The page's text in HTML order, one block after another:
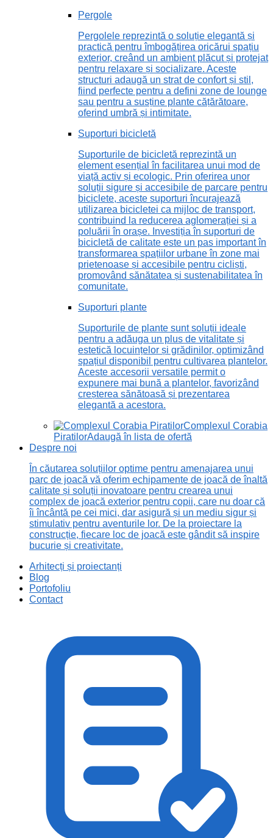
Pergole
Pergolele reprezintă o soluție elegantă și
practică pentru îmbogățirea oricărui spațiu
exterior, creând un ambient plăcut și protejat
pentru relaxare și socializare. Aceste
structuri adaugă un strat de confort și stil,
fiind perfecte pentru a defini zone de lounge
sau pentru a susține plante cățărătoare,
oferind umbră și intimitate.
Suporturi bicicletă
Suporturile de bicicletă reprezintă un
element esențial în facilitarea unui mod de
viață activ și ecologic. Prin oferirea unor
soluții sigure și accesibile de parcare pentru
biciclete, aceste suporturi încurajează
utilizarea bicicletei ca mijloc de transport,
contribuind la reducerea aglomerației și a
poluării în orașe. Investiția în suporturi de
bicicletă de calitate este un pas important în
transformarea spațiilor urbane în zone mai
prietenoase și accesibile pentru cicliști,
promovând sănătatea și sustenabilitatea în
comunitate.
Suporturi plante
Suporturile de plante sunt soluții ideale
pentru a adăuga un plus de vitalitate și
estetică locuințelor și grădinilor, optimizând
spațiul disponibil pentru cultivarea plantelor.
Aceste accesorii versatile permit o
expunere mai bună a plantelor, favorizând
creșterea sănătoasă și prezentarea
elegantă a acestora.
Complexul Corabia
PiratilorAdaugă în lista de ofertă
Despre noi
În căutarea soluțiilor optime pentru amenajarea unui
parc de joacă vă oferim echipamente de joacă de înaltă
calitate și soluții inovatoare pentru crearea unui
complex de joacă exterior pentru copii, care nu doar că
îi încântă pe cei mici, dar asigură și un mediu sigur și
stimulativ pentru aventurile lor. De la proiectare la
construcție, fiecare loc de joacă este gândit să inspire
bucurie și creativitate.
Arhitecți și proiectanți
Blog
Portofoliu
Contact